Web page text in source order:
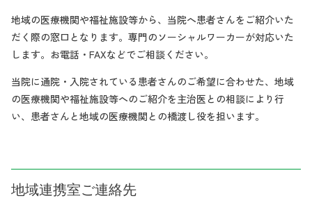
地域の医療機関や福祉施設等から、当院へ患者さんをご紹介いた
だく際の窓口となります。専門のソーシャルワーカーが対応いた
します。お電話・FAXなどでご相談ください。
当院に通院・入院されている患者さんのご希望に合わせた、地域
の医療機関や福祉施設等へのご紹介を主治医との相談により行
い、患者さんと地域の医療機関との橋渡し役を担います。
地域連携室ご連絡先